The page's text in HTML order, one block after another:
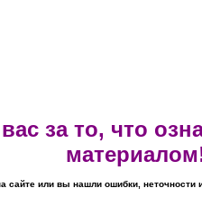
за то, что
сайте или вы нашли ошибки, неточности